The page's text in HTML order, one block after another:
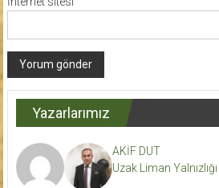
Yazarlarımız
AKİF DUT
Uzak Liman Yalnızlığı